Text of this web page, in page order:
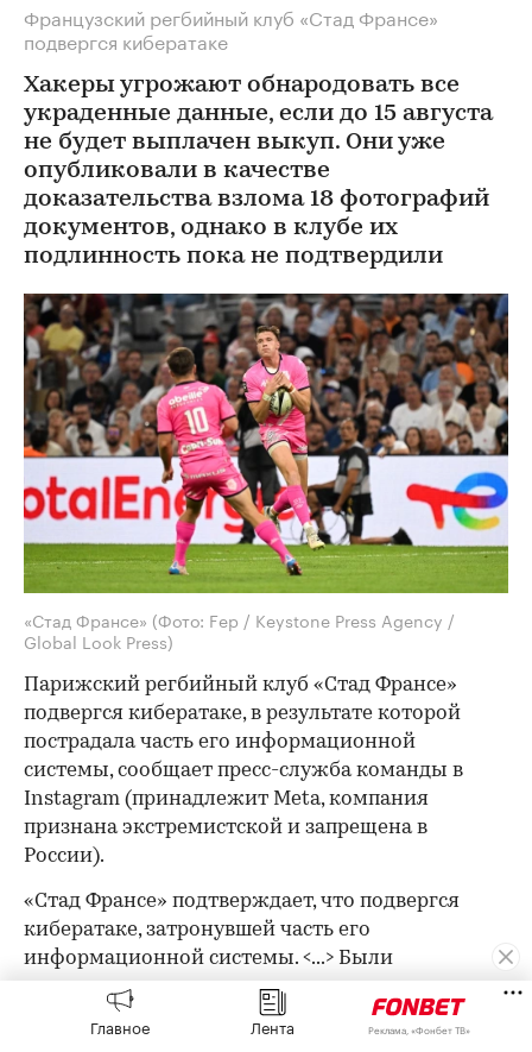
Французский регбийный клуб «Стад Франсе»
подвергся кибератаке
Хакеры угрожают обнародовать все
украденные данные, если до 15 августа
не будет выплачен выкуп. Они уже
опубликовали в качестве
доказательства взлома 18 фотографий
документов, однако в клубе их
подлинность пока не подтвердили
«Стад Франсе» (Фото: Fep / Keystone Press Agency /
Global Look Press)
Парижский регбийный клуб «Стад Франсе»
подвергся кибератаке, в результате которой
пострадала часть его информационной
системы, сообщает пресс-служба команды в
Instagram (принадлежит Meta, компания
признана экстремистской и запрещена в
России).
«Стад Франсе» подтверждает, что подвергся
кибератаке, затронувшей часть его
информационной системы. <...> Были
предприняты немедленные меры по
сдерживанию, расследованию и
Главное Лента Реклама, «Фонбет ТВ»